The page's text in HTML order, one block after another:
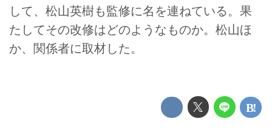
して、松山英樹も監修に名を連ねている。果
たしてその改修はどのようなものか。松山ほ
か、関係者に取材した。